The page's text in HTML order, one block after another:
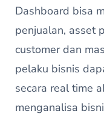
Dashboard bisa
penjualan, asset
customer dan
pelaku bisnis
secara real time
menganalisa